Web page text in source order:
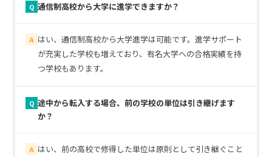
Q 通信制高校から大学に進学できますか？
A はい、通信制高校から大学進学は可能です。進学サポート
が充実した学校も増えており、有名大学への合格実績を持
つ学校もあります。
Q 途中から転入する場合、前の学校の単位は引き継げます
か？
A はい、前の高校で修得した単位は原則として引き継ぐこと